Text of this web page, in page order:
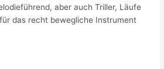
aber auch Triller, Läufe
das recht bewegliche Instrument